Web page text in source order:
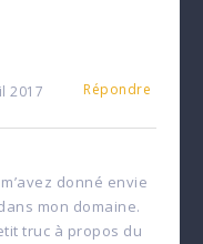
2017 Répondre
donné envie
mon domaine.
truc à propos du